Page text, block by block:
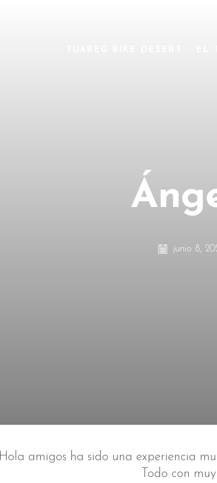
junio 8,
Hola amigos ha sido una experiencia
Todo con